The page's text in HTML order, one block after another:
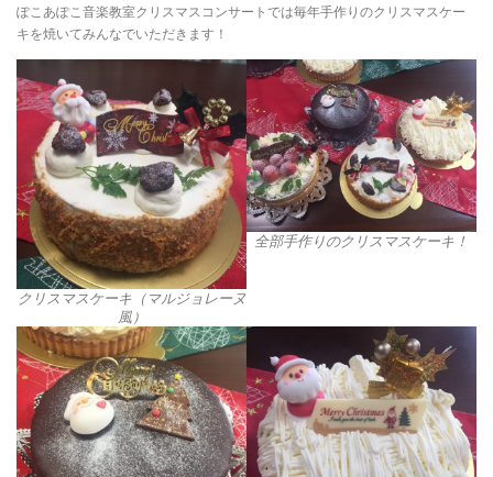
ぽこあぽこ音楽教室クリスマスコンサートでは毎年手作りのクリスマスケー
キを焼いてみんなでいただきます！
クリスマスケーキ（マルジョレーヌ
風）
全部手作りのクリスマスケーキ！